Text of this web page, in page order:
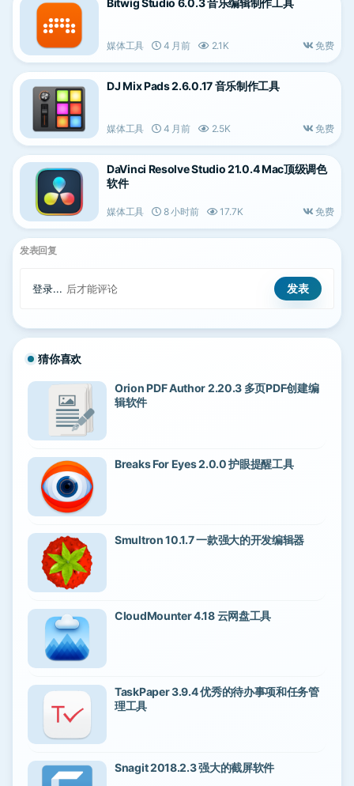
Bitwig Studio 6.0.3 音乐编辑制作工具
媒体工具 4 月前 2.1K 免费
DJ Mix Pads 2.6.0.17 音乐制作工具
媒体工具 4 月前 2.5K 免费
DaVinci Resolve Studio 21.0.4 Mac顶级调色
软件
媒体工具 8 小时前 17.7K 免费
发表回复
登录... 后才能评论
猜你喜欢
Orion PDF Author 2.20.3 多页PDF创建编
辑软件
Breaks For Eyes 2.0.0 护眼提醒工具
Smultron 10.1.7 一款强大的开发编辑器
CloudMounter 4.18 云网盘工具
TaskPaper 3.9.4 优秀的待办事项和任务管
理工具
Snagit 2018.2.3 强大的截屏软件